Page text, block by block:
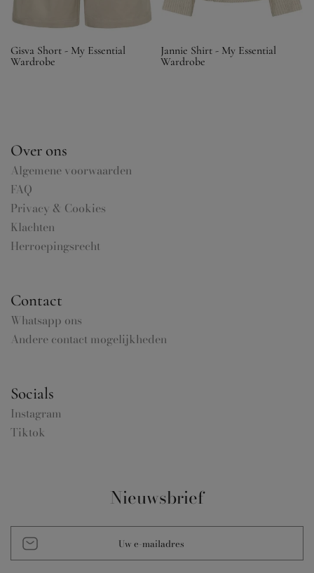
Gisva Short - My Essential
Wardrobe
Jannie Shirt - My Essential
Wardrobe
Over ons
Algemene voorwaarden
FAQ
Privacy & Cookies
Klachten
Herroepingsrecht
Contact
Whatsapp ons
Andere contact mogelijkheden
Socials
Instagram
Tiktok
Nieuwsbrief